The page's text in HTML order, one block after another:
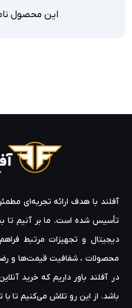
این محصول
آفلند با هدف ارائه‌ تجربه‌ای
تأسیس شده است. ما بر آنیم تا
دیجیتال و تجهیزات مرتبط
محصولات ، شفافیت قیمت‌ها و
در آفلند باور داریم که خرید
باشد. از این رو تلاش می‌کنیم تا با